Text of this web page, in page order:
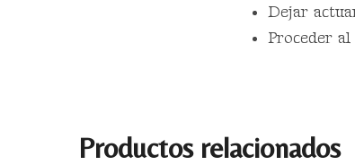
Dejar
Proceder
Productos relacionados